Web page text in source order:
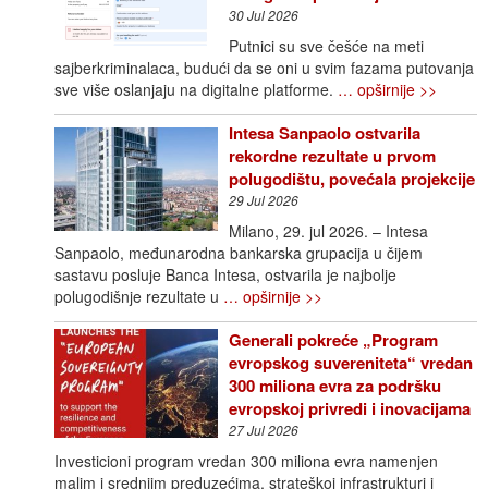
30 Jul 2026
Putnici su sve češće na meti
sajberkriminalaca, budući da se oni u svim fazama putovanja
sve više oslanjaju na digitalne platforme. … opširnije >>
Intesa Sanpaolo ostvarila
rekordne rezultate u prvom
polugodištu, povećala projekcije
29 Jul 2026
Milano, 29. jul 2026. – Intesa
Sanpaolo, međunarodna bankarska grupacija u čijem
sastavu posluje Banca Intesa, ostvarila je najbolje
polugodišnje rezultate u … opširnije >>
Generali pokreće „Program
evropskog suvereniteta“ vredan
300 miliona evra za podršku
evropskoj privredi i inovacijama
27 Jul 2026
Investicioni program vredan 300 miliona evra namenjen
malim i srednjim preduzećima, strateškoj infrastrukturi i